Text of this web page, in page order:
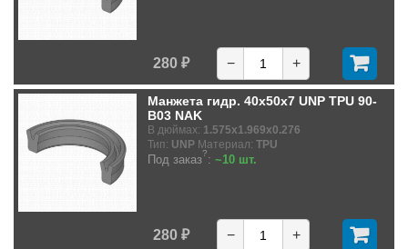
280 ₽ − +
Манжета гидр. 40x50x7 UNP TPU 90-
B03 NAK
В дюймах: 1.575x1.969x0.276
Тип: UNP Материал: TPU
Под заказ?: ~10 шт.
280 ₽ − +